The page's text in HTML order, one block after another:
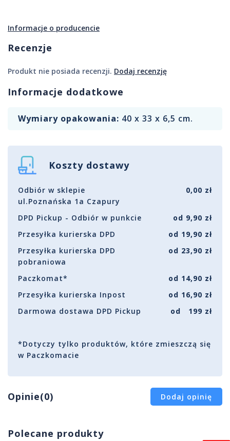
Informacje o producencie
Recenzje
Produkt nie posiada recenzji. Dodaj recenzję
Informacje dodatkowe
Wymiary opakowania: 40 x 33 x 6,5 cm.
Koszty dostawy
Odbiór w sklepie
ul.Poznańska 1a Czapury
0,00 zł
DPD Pickup - Odbiór w punkcie
od 9,90 zł
Przesyłka kurierska DPD
od 19,90 zł
Przesyłka kurierska DPD
pobraniowa
od 23,90 zł
Paczkomat*
od 14,90 zł
Przesyłka kurierska Inpost
od 16,90 zł
Darmowa dostawa DPD Pickup
od 199 zł
*Dotyczy tylko produktów, które zmieszczą się
w Paczkomacie
Opinie(0) Dodaj opinię
Polecane produkty